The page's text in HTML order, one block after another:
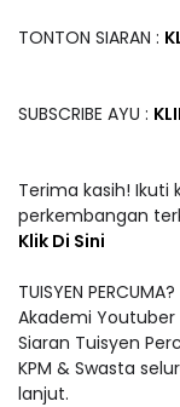
TONTON SIARAN :
SUBSCRIBE AYU :
Terima kasih!
perkembangan
Klik Di Sini
TUISYEN PERCUMA?
Akademi
Siaran Tuisyen
KPM & Swasta
lanjut.